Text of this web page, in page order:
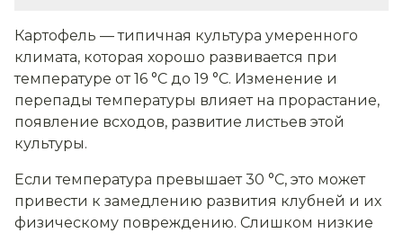
Картофель — типичная культура умеренного
климата, которая хорошо развивается при
температуре от 16 °C до 19 °C. Изменение и
перепады температуры влияет на прорастание,
появление всходов, развитие листьев этой
культуры.
Если температура превышает 30 °C, это может
привести к замедлению развития клубней и их
физическому повреждению. Слишком низкие